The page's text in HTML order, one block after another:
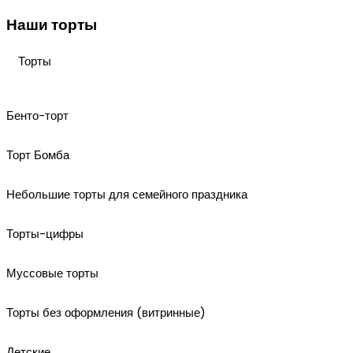
Наши торты
Торты
Бенто-торт
Торт Бомба
Небольшие торты для семейного праздника
Торты-цифры
Муссовые торты
Торты без оформления (витринные)